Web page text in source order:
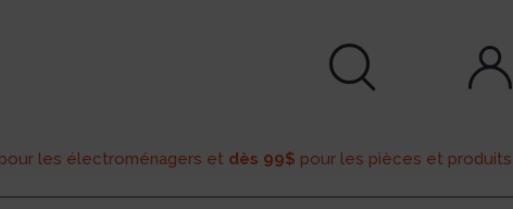
pour les électroménagers et dès 99$ pour les pièces et produits